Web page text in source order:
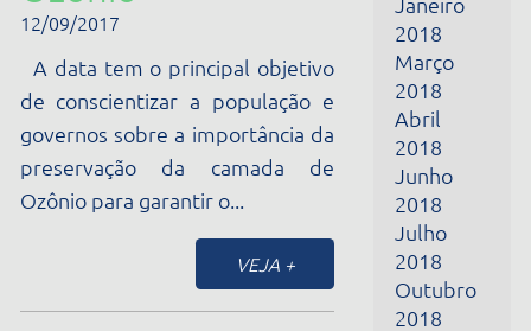
preservação da camada de
VEJA +
Aniversário
Michael Faraday
setembro
Junho
2018
Julho
2018
Outubro
2018
Novembro
2018
Março
2019
Abril
2019